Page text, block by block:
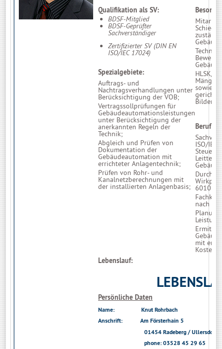
Qualifikation als SV:
BDSF-Mitglied
BDSF-Geprüfter
Sachverständiger
Zertifizierter SV (DIN EN
ISO/IEC 17024)
Spezialgebiete:
Auftrags- und
Nachtragsverhandlungen unter
Berücksichtigung der VOB;
Vertragssollprüfungen für
Gebäudeautomationsleistungen
unter Berücksichtigung der
anerkannten Regeln der
Technik;
Abgleich und Prüfen von
Dokumentation der
Gebäudeautomation mit
errichteter Anlagentechnik;
Prüfen von Rohr- und
Kanalnetzberechnungen mit
der installierten Anlagenbasis;
HLSK/
sowie
ISO/IEC
Steuer-,
6010
nach
Planung
mit
Lebenslauf:
Persönliche Daten
Name: Knut Rohrbach
Anschrift: Am Försterhain 5
01454 Radeberg / Ullersdorf
phone: 03528 45 29 65